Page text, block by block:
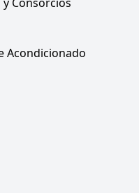
Acondicionado